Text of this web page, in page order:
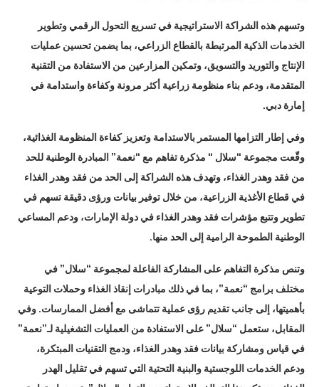
وتسهم هذه الشراكة الاستراتيجية في تسريع التحول الرقمي وتطوير
الخدمات الذكية المرتبطة بالقطاع الزراعي، بما يضمن تحسين عمليات
الإنتاج والتوريد والتسويق، وتمكين المزارعين من الاستفادة من التقنية
المتقدمة، ودعم بناء منظومة زراعية أكثر مرونة وكفاءة واستدامة في
إمارة دبي.
وفي إطار التزامها المستمر بالاستدامة وتعزيز كفاءة المنظومة الغذائية،
وقّعت مجموعة “سلال “ مذكرة تفاهم مع “نعمة” المبادرة الوطنية للحد
من فقد وهدر الغذاء، وتهدف هذه الشراكة إلى الحد من فقد وهدر الغذاء
في قطاع الأغذية الزراعية، من خلال توفير بيانات ورؤى دقيقة تسهم في
تطوير وتتبع مؤشرات فقد وهدر الغذاء في دولة الإمارات، ودعم المساعي
الوطنية الطموحة الرامية إلى الحد منها.
وتنص مذكرة التفاهم على المشاركة الفاعلة لمجموعة “سلال” في
مختلف برامج “نعمة”، بما في ذلك مبادرات إنقاذ الغذاء وحملات التوعية
بأهميتها، إلى جانب تقديم رؤى عملية تتماشى مع أفضل الممارسات. وفي
المقابل، ستعمل “سلال” على الاستفادة من العمليات التشغيلية لـ”نعمة”
في قياس ومشاركة بيانات فقد وهدر الغذاء، ودمج التقنيات المبتكرة،
ودعم الخدمات اللوجستية والبنية التحتية التي تسهم في تقليل الهدر